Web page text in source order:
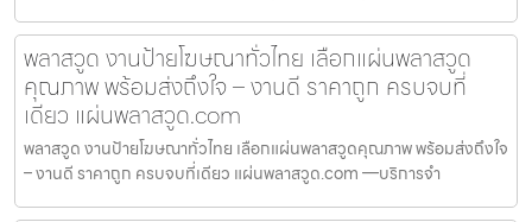
พลาสวูด งานป้ายโฆษณาทั่วไทย เลือกแผ่นพลาสวูด
คุณภาพ พร้อมส่งถึงใจ – งานดี ราคาถูก ครบจบที่
เดียว แผ่นพลาสวูด.com
พลาสวูด งานป้ายโฆษณาทั่วไทย เลือกแผ่นพลาสวูดคุณภาพ พร้อมส่งถึงใจ
– งานดี ราคาถูก ครบจบที่เดียว แผ่นพลาสวูด.com —บริการจำ